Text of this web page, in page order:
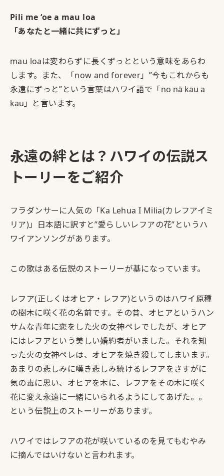
Pili me ‘oe a mau loa
「あなたと一緒に共にずっと」
mau loaは変わらずに長くずっとという意味をあらわ
します。また、「now and forever」”今もこれからも
永遠にずっと”という言葉はハワイ語で「no nā kau a
kau 」と言います。
永遠の絆とは？ハワイの伝説ス
トーリーをご紹介
フラダンサーに人気の「Ka Lehua I Milia(カレフアイミ
リア)」日本語に訳すと”愛らしいレフアの花”というハ
ワイアンソングがあります。
この歌はある伝説のストーリーが基になっています。
レフア(正しくはオヒア・レフア)というのはハワイ原種
の樹木に咲く花の名前です。その昔、オヒアというハン
サムな青年に恋をした火の女神ペレでしたが、オヒア
にはレフアという美しい婚約者がいました。それを知
った火の女神ペレは、オヒアを焼き殺してしまいます。
あまりの悲しみに嘆き悲しみ続けるレフアをさすがに
気の毒に思い、オヒアを木に、レフアをその木に咲く
花に変え永遠に一緒にいられるようにしてあげた。。
という伝説上のストーリーがあります。
ハワイではレフアの花が咲いているのを見てもむやみ
に摘んではいけないと言われます。